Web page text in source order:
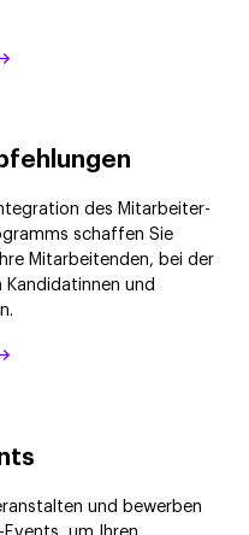
des Mitarbeiter-
schaffen Sie
Mitarbeitenden, bei der
Kandidatinnen und
und bewerben